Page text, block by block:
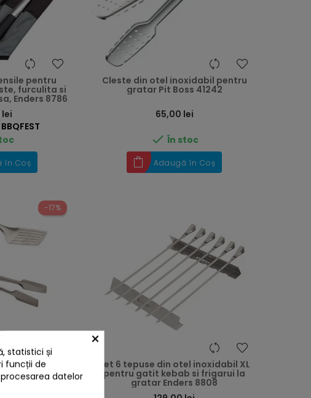
pentru
furculita si
Enders 8786
BBQFEST
în Coș
Cleste din otel inoxidabil pentru
gratar Pit Boss 41242
65,00 lei
 În stoc
Adaugă în Coș
-17%
inox pentru
Broil 140767
Set 6 tepuse din otel inoxidabil XL
pentru gatit kebab si frigarui la
gratar Enders 8808
×
statistici și
funcții de
datelor